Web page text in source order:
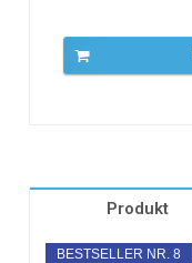
Produkt
BESTSELLER NR. 8